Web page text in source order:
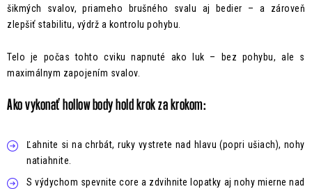
šikmých svalov, priameho brušného svalu aj bedier – a zároveň
zlepšiť stabilitu, výdrž a kontrolu pohybu.
Telo je počas tohto cviku napnuté ako luk – bez pohybu, ale s
maximálnym zapojením svalov.
Ako vykonať hollow body hold krok za krokom:
Ľahnite si na chrbát, ruky vystrete nad hlavu (popri ušiach), nohy
natiahnite.
S výdychom spevnite core a zdvihnite lopatky aj nohy mierne nad